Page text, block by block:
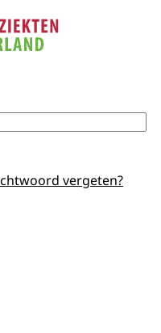
vergeten?